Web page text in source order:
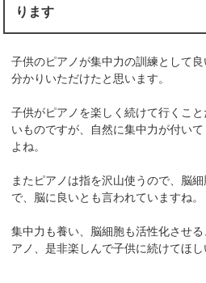
ります
子供のピアノが集中力の訓練として
分かりいただけたと思います。
子供がピアノを楽しく続けて行くこ
いものですが、自然に集中力が付い
よね。
またピアノは指を沢山使うので、脳
で、脳に良いとも言われていますね。
集中力も養い、脳細胞も活性化させ
アノ、是非楽しんで子供に続けてほし